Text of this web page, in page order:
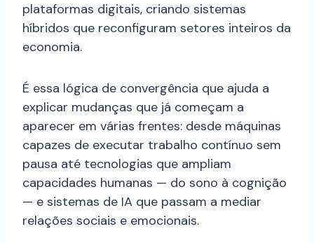
plataformas digitais, criando sistemas
híbridos que reconfiguram setores inteiros da
economia.
É essa lógica de convergência que ajuda a
explicar mudanças que já começam a
aparecer em várias frentes: desde máquinas
capazes de executar trabalho contínuo sem
pausa até tecnologias que ampliam
capacidades humanas — do sono à cognição
— e sistemas de IA que passam a mediar
relações sociais e emocionais.